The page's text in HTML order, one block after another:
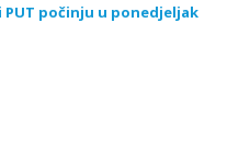
počinju u ponedjeljak